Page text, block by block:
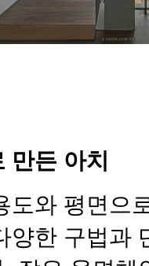
만든 아치
도와 평면으
양한 구법과